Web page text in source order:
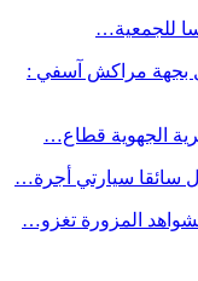
للجمعية…
بجهة مراكش آسفي :
الجهوية قطاع…
سائقا سيارتي أجرة…
المزورة تغزو…